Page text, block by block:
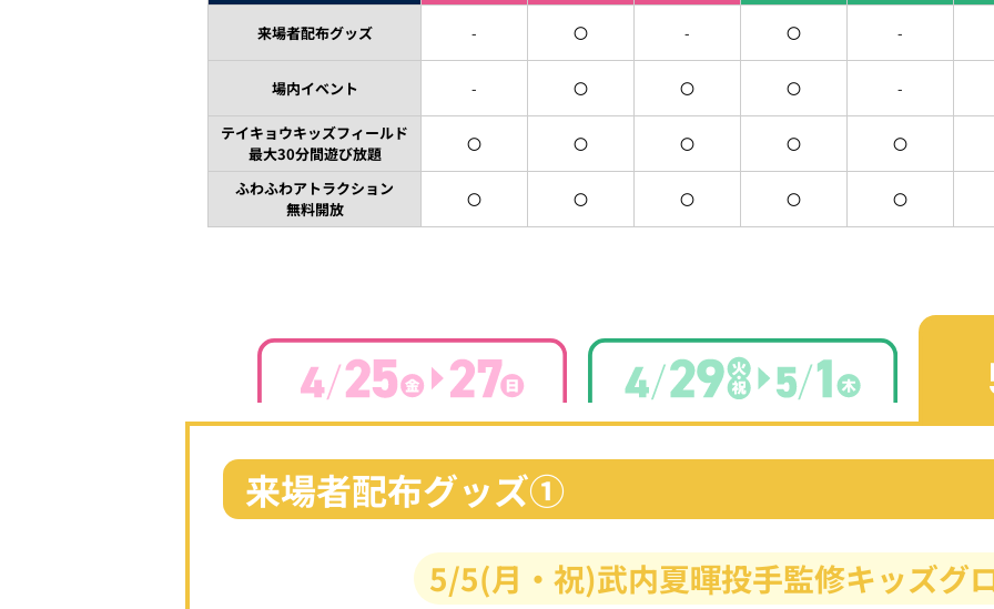
来場者配布グッズ - 〇 - 〇 -
場内イベント - 〇 〇 〇 -
テイキョウキッズフィールド
最大30分間遊び放題
〇 〇 〇 〇 〇
ふわふわアトラクション
無料開放
〇 〇 〇 〇 〇
来場者配布グッズ①
5/5(月・祝)武内夏暉投手監修キッズグ